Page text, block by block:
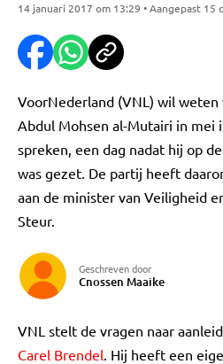
14 januari 2017 om 13:29 • Aangepast
VoorNederland (VNL) wil
Abdul Mohsen al-Mutairi in mei
spreken, een dag nadat hij op
was gezet. De partij heeft
aan de minister van Veiligheid
Steur.
Geschreven door
Cnossen Maaike
VNL stelt de vragen naar
Carel Brendel. Hij heeft een